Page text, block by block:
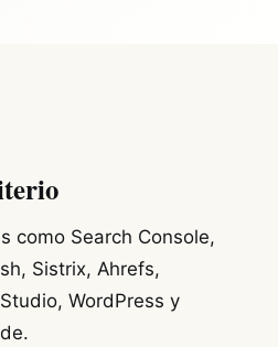
como Search Console,
Sistrix, Ahrefs,
WordPress y